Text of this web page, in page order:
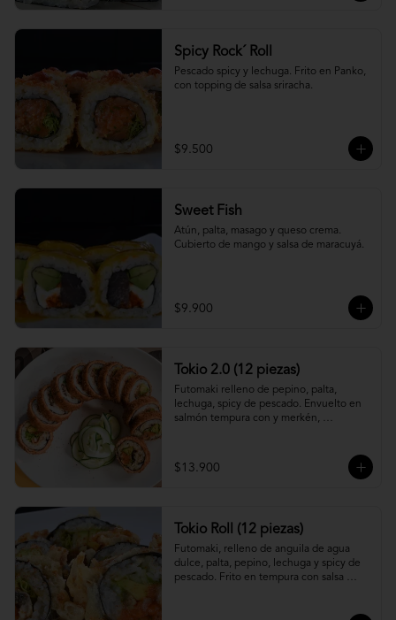
Spicy Rock´ Roll
Pescado spicy y lechuga. Frito en Panko,
con topping de salsa sriracha.
$9.500
Sweet Fish
Atún, palta, masago y queso crema.
Cubierto de mango y salsa de maracuyá.
$9.900
Tokio 2.0 (12 piezas)
Futomaki relleno de pepino, palta,
lechuga, spicy de pescado. Envuelto en
salmón tempura con y merkén,
$13.900
Tokio Roll (12 piezas)
Futomaki, relleno de anguila de agua
dulce, palta, pepino, lechuga y spicy de
pescado. Frito en tempura con salsa